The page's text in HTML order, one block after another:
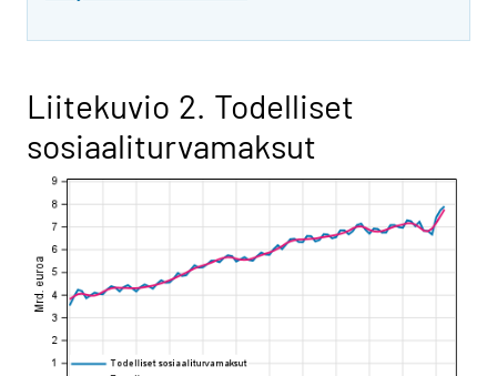
Liitekuvio 2. Todelliset
sosiaaliturvamaksut